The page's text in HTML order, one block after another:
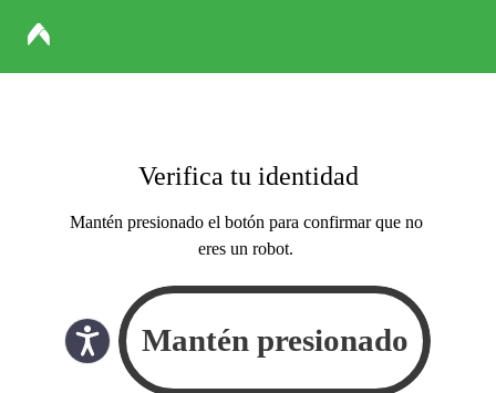
Verifica tu identidad
Mantén presionado el botón para confirmar que no
eres un robot.